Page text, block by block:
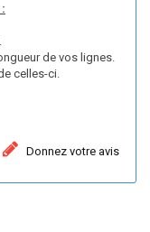
de vos lignes.
celles-ci.
Donnez votre avis